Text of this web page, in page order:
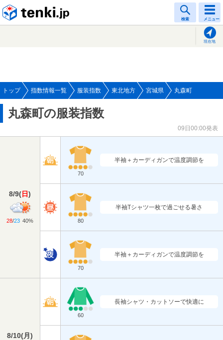
検索 メニュー
現在地
トップ 指数情報一覧 服装指数 東北地方 宮城県 丸森町
丸森町の服装指数
09日00:00発表
8/9(日)
28/23 40%
70
半袖＋カーディガンで温度調節を
80
半袖Tシャツ一枚で過ごせる暑さ
70
半袖＋カーディガンで温度調節を
8/10(月 )
60
長袖シャツ・カットソーで快適に